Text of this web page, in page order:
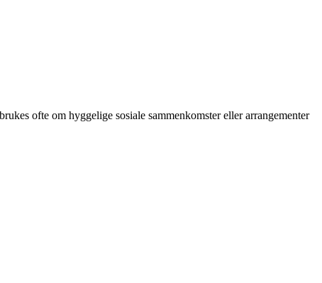
ofte om hyggelige sosiale sammenkomster eller arrangementer